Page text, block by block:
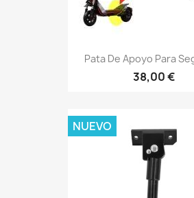
Pata De Apoyo Para
38,00 €
NUEVO